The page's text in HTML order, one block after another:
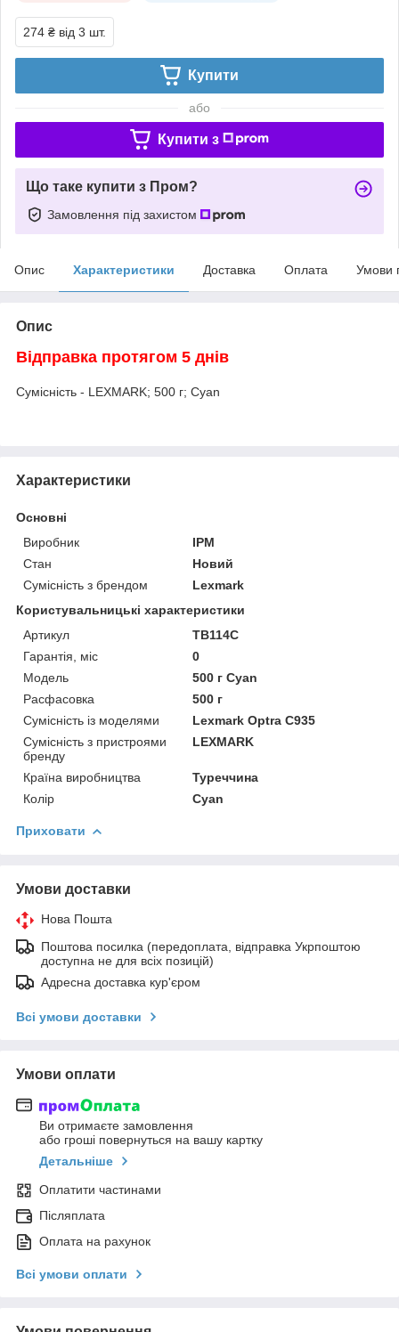
274 ₴ від 3 шт.
Купити
або
Купити з
Що таке купити з Пром?
Замовлення під захистом
Опис Характеристики Доставка Оплата Умови
Опис
Відправка протягом 5 днів
Сумісність - LEXMARK; 500 г; Cyan
Характеристики
Основні
Виробник
IPM
Стан
Новий
Сумісність з брендом
Lexmark
Користувальницькі характеристики
Артикул
TB114C
Гарантія, міс
0
Мoдель
500 г Cyan
Расфасовка
500 г
Сумісність із моделями
Lexmark Optra C935
Сумісність з пристроями
бренду
LEXMARK
Країна виробництва
Туреччина
Колір
Cyan
Приховати
Умови доставки
Нова Пошта
Поштова посилка (передоплата, відправка Укрпоштою
доступна не для всіх позицій)
Адресна доставка кур'єром
Всі умови доставки
Умови оплати
Ви отримаєте замовлення
або гроші повернуться на вашу картку
Детальніше
Оплатити частинами
Післяплата
Оплата на рахунок
Всі умови оплати